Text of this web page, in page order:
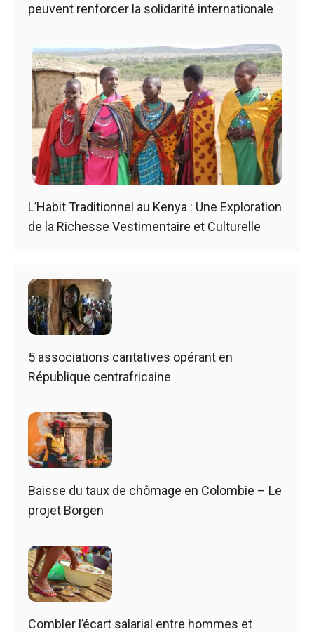
peuvent renforcer la solidarité internationale
L’Habit Traditionnel au Kenya : Une Exploration
de la Richesse Vestimentaire et Culturelle
5 associations caritatives opérant en
République centrafricaine
Baisse du taux de chômage en Colombie – Le
projet Borgen
Combler l’écart salarial entre hommes et